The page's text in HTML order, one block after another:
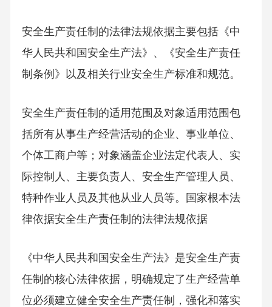
安全生产责任制的法律法规依据主要包括《中
华人民共和国安全生产法》、《安全生产责任
制条例》以及相关行业安全生产标准和规范。
安全生产责任制的适用范围及对象适用范围包
括所有从事生产经营活动的企业、事业单位、
个体工商户等；对象涵盖企业法定代表人、实
际控制人、主要负责人、安全生产管理人员、
特种作业人员及其他从业人员等。国家根本法
律依据安全生产责任制的法律法规依据
《中华人民共和国安全生产法》是安全生产责
任制的核心法律依据，明确规定了生产经营单
位必须建立健全安全生产责任制，强化和落实